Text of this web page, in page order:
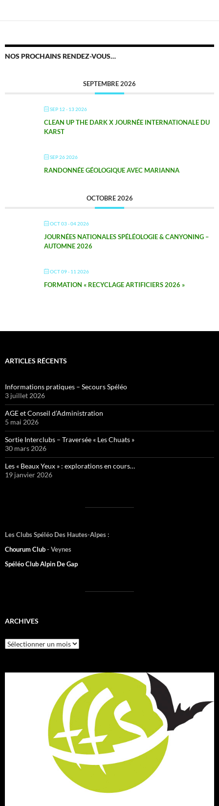
articles
NOS PROCHAINS RENDEZ-VOUS…
SEPTEMBRE 2026
SEP 12 - 13 2026
CLEAN UP THE DARK X JOURNÉE INTERNATIONALE DU
KARST
SEP 26 2026
RANDONNÉE GÉOLOGIQUE AVEC MARIANNA
OCTOBRE 2026
OCT 03 - 04 2026
JOURNÉES NATIONALES SPÉLÉOLOGIE & CANYONING –
AUTOMNE 2026
OCT 09 - 11 2026
FORMATION « RECYCLAGE ARTIFICIERS 2026 »
ARTICLES RÉCENTS
Informations pratiques – Secours Spéléo
3 juillet 2026
AGE et Conseil d’Administration
5 mai 2026
Sortie Interclubs – Traversée « Les Chuats »
30 mars 2026
Les « Beaux Yeux » : explorations en cours…
19 janvier 2026
Les Clubs Spéléo Des Hautes-Alpes :
Chourum Club- Veynes
Spéléo Club Alpin De Gap
ARCHIVES
Archives